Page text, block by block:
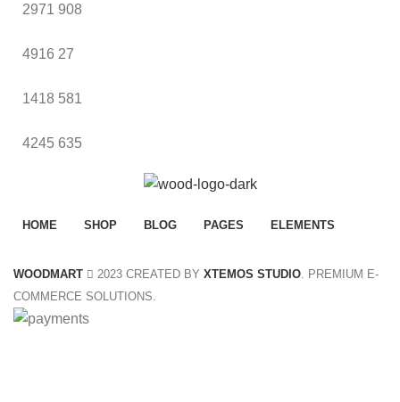
2971 908
4916 27
1418 581
4245 635
HOME SHOP BLOG PAGES ELEMENTS
WOODMART 2023 CREATED BY XTEMOS STUDIO . PREMIUM E-
COMMERCE SOLUTIONS.